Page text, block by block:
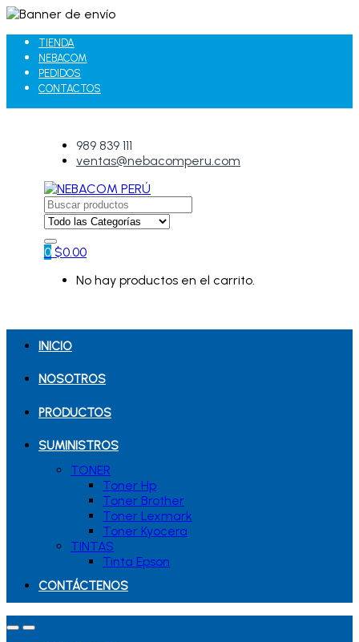
TIENDA
NEBACOM
PEDIDOS
CONTACTOS
989 839 111
ventas@nebacomperu.com
Search
for:
0 $0.00
No hay productos en el carrito.
INICIO
NOSOTROS
PRODUCTOS
SUMINISTROS
TONER
Toner Hp
Toner Brother
Toner Lexmark
Toner Kyocera
TINTAS
Tinta Epson
CONTÁCTENOS